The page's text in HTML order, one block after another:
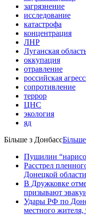
загрязнение
исследование
катастрофа
концентрация
ЛНР
Луганская
оккупация
отравление
российская
сопротивление
террор
ЦНС
экология
яд
Більше з Донбасс
Пушилин
Расстрел
Донецкой
В Дружковке
призывают
Удары РФ по
местного